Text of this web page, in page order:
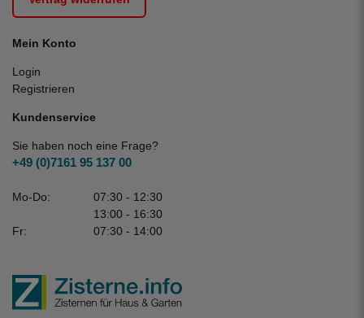
Mein Konto
Login
Registrieren
Kundenservice
Sie haben noch eine Frage?
+49 (0)7161 95 137 00
Mo-Do:
07:30 - 12:30
13:00 - 16:30
Fr:
07:30 - 14:00